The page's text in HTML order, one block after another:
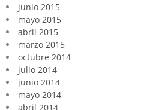
junio 2015
mayo 2015
abril 2015
marzo 2015
octubre 2014
julio 2014
junio 2014
mayo 2014
abril 2014